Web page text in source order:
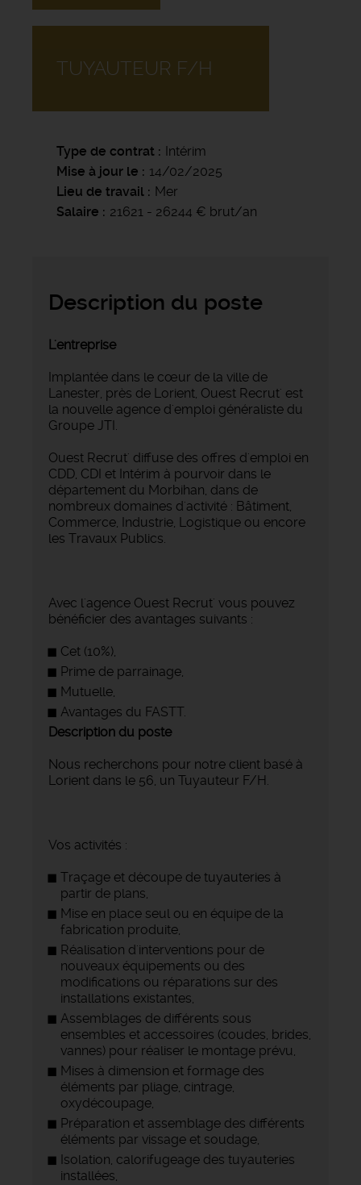
TUYAUTEUR F/H
Type de contrat
Intérim
Mise à jour le
14/02/2025
Lieu de travail
Mer
Salaire
21621 - 26244 € brut/an
Description du poste
L'entreprise
Implantée dans le cœur de la ville de
Lanester, près de Lorient, Ouest Recrut' est
la nouvelle agence d'emploi généraliste du
Groupe JTI.
Ouest Recrut' diffuse des offres d'emploi en
CDD, CDI et Intérim à pourvoir dans le
département du Morbihan, dans de
nombreux domaines d'activité : Bâtiment,
Commerce, Industrie, Logistique ou encore
les Travaux Publics.
Avec l'agence Ouest Recrut' vous pouvez
bénéficier des avantages suivants :
Cet (10%),
Prime de parrainage,
Mutuelle,
Avantages du FASTT.
Description du poste
Nous recherchons pour notre client basé à
Lorient dans le 56, un Tuyauteur F/H.
Vos activités :
Traçage et découpe de tuyauteries à
partir de plans,
Mise en place seul ou en équipe de la
fabrication produite,
Réalisation d'interventions pour de
nouveaux équipements ou des
modifications ou réparations sur des
installations existantes,
Assemblages de différents sous
ensembles et accessoires (coudes, brides,
vannes) pour réaliser le montage prévu,
Mises à dimension et formage des
éléments par pliage, cintrage,
oxydécoupage,
Préparation et assemblage des différents
éléments par vissage et soudage,
Isolation, calorifugeage des tuyauteries
installées,